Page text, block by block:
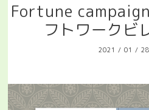
Fortune
フトワークビ
2021 / 01 /